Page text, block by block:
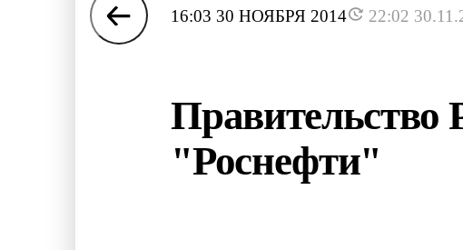
16:03 30 НОЯБРЯ 2014 22:02
Правительство
"Роснефти"